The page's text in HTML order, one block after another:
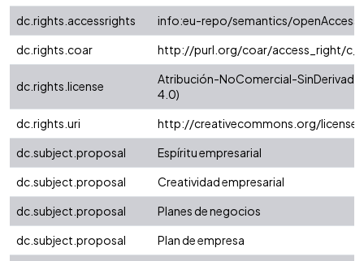
dc.rights.accessrights
info:eu-repo/semantics/openAccess
dc.rights.coar
http://purl.org/coar/access_right/
dc.rights.license
Atribución-NoComercial-
4.0)
dc.rights.uri
http://creativecommons.org/
dc.subject.proposal
Espíritu empresarial
dc.subject.proposal
Creatividad empresarial
dc.subject.proposal
Planes de negocios
dc.subject.proposal
Plan de empresa